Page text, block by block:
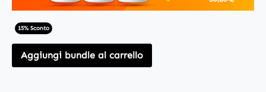
15% Sconto
Aggiungi bundle al carrello